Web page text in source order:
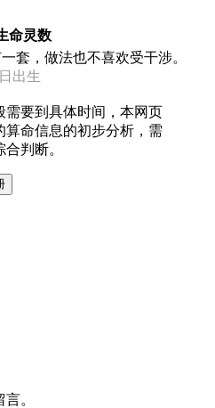
命灵数
套，做法也不喜欢受干涉。
出生
需要到具体时间，本网页
算命信息的初步分析，需
判断。
。